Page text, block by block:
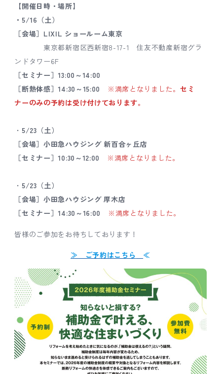
【開催日時・場所】
・5/16（土）
［会場］LIXIL ショールーム東京
東京都新宿区西新宿8-17-1 住友不動産新宿グラ
ンドタワー6F
［セミナー］13:00～14:00
［断熱体感］14:30～15:00
※満席となりました。 セミ
ナーのみの予約は受け付けております。
・ 5/23（土）
［会場］小田急ハウジング 新百合ヶ丘店
［セミナー］10:30～12:00
※満席となりました。
・ 5/23（土）
［会場］小田急ハウジング 厚木店
［セミナー］14:30～16:00
※満席となりました。
皆様のご参加をお待ちしております！
≫ ご予約はこちら ≪